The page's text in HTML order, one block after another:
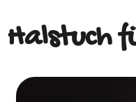
Halstuch